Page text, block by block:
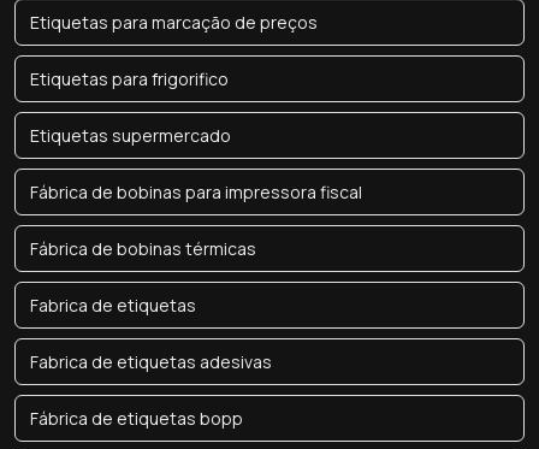
Etiquetas para marcação de preços
Etiquetas para frigorifico
Etiquetas supermercado
Fábrica de bobinas para impressora fiscal
Fábrica de bobinas térmicas
Fabrica de etiquetas
Fabrica de etiquetas adesivas
Fábrica de etiquetas bopp